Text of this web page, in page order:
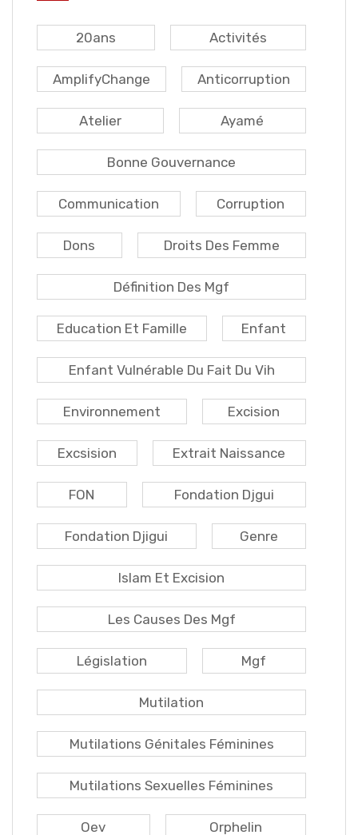
20ans Activités
AmplifyChange Anticorruption
Atelier Ayamé
Bonne Gouvernance
Communication Corruption
Dons Droits Des Femme
Définition Des Mgf
Education Et Famille Enfant
Enfant Vulnérable Du Fait Du Vih
Environnement Excision
Excsision Extrait Naissance
FON Fondation Djgui
Fondation Djigui Genre
Islam Et Excision
Les Causes Des Mgf
Législation Mgf
Mutilation
Mutilations Génitales Féminines
Mutilations Sexuelles Féminines
Oev Orphelin